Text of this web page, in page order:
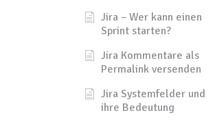
Jira – Wer kann einen
Sprint starten?
Jira Kommentare als
Permalink versenden
Jira Systemfelder und
ihre Bedeutung